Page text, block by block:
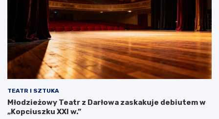
TEATR I SZTUKA
Młodzieżowy Teatr z Darłowa zaskakuje debiutem w
„Kopciuszku XXI w.”